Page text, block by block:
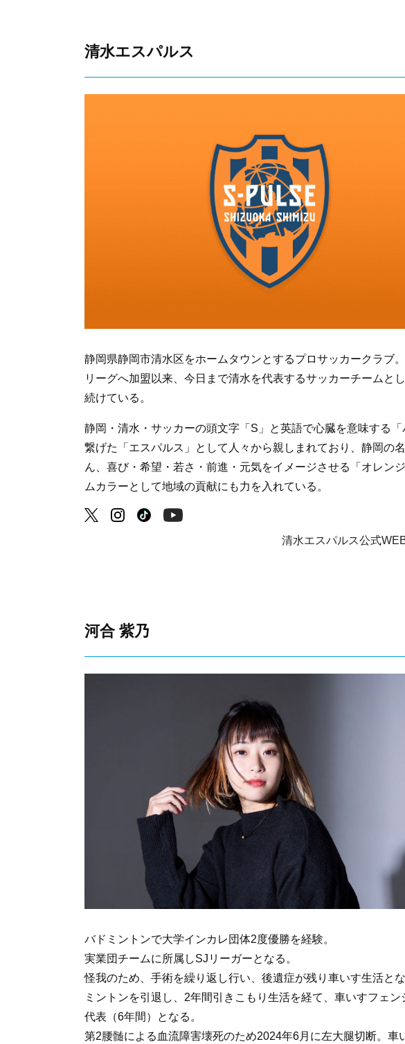
清水エスパルス
静岡県静岡市清水区をホームタウンとするプロサッカークラブ
リーグへ加盟以来、今日まで清水を代表するサッカーチームと
続けている。
静岡・清水・サッカーの頭文字「S」と英語で心臓を意味する「
繋げた「エスパルス」として人々から親しまれており、静岡の
ん、喜び・希望・若さ・前進・元気をイメージさせる「オレン
ムカラーとして地域の貢献にも力を入れている。
清水エスパルス公式
河合 紫乃
バドミントンで大学インカレ団体2度優勝を経験。
実業団チームに所属しSJリーガーとなる。
怪我のため、手術を繰り返し行い、後遺症が残り車いす生活と
ミントンを引退し、2年間引きこもり生活を経て、車いすフェン
代表（6年間）となる。
第2腰髄による血流障害壊死のため2024年6月に左大腿切断。車